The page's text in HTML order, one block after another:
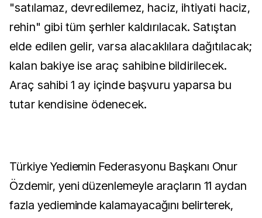
"satılamaz, devredilemez, haciz, ihtiyati haciz,
rehin" gibi tüm şerhler kaldırılacak. Satıştan
elde edilen gelir, varsa alacaklılara dağıtılacak;
kalan bakiye ise araç sahibine bildirilecek.
Araç sahibi 1 ay içinde başvuru yaparsa bu
tutar kendisine ödenecek.
Türkiye Yediemin Federasyonu Başkanı Onur
Özdemir, yeni düzenlemeyle araçların 11 aydan
fazla yedieminde kalamayacağını belirterek,